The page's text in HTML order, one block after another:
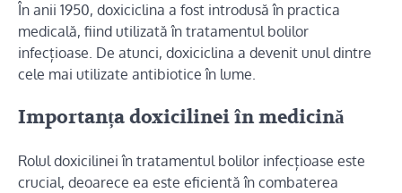
În anii 1950, doxiciclina a fost introdusă în practica
medicală, fiind utilizată în tratamentul bolilor
infecțioase. De atunci, doxiciclina a devenit unul dintre
cele mai utilizate antibiotice în lume.
Importanța doxicilinei în medicină
Rolul doxicilinei în tratamentul bolilor infecțioase este
crucial, deoarece ea este eficientă în combaterea